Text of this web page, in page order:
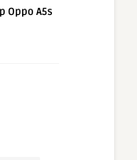
Oppo A5s